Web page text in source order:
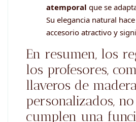
atemporal que se
Su elegancia natural
accesorio atractivo y
En resumen, los
los profesores,
llaveros de
personalizados,
cumplen una